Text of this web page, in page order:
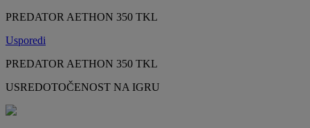
PREDATOR AETHON 350 TKL
Usporedi
PREDATOR AETHON 350 TKL
USREDOTOČENOST NA IGRU